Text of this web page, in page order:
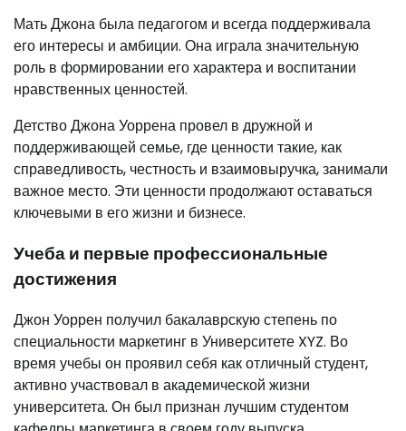
Мать Джона была педагогом и всегда поддерживала
его интересы и амбиции. Она играла значительную
роль в формировании его характера и воспитании
нравственных ценностей.
Детство Джона Уоррена провел в дружной и
поддерживающей семье, где ценности такие, как
справедливость, честность и взаимовыручка, занимали
важное место. Эти ценности продолжают оставаться
ключевыми в его жизни и бизнесе.
Учеба и первые профессиональные
достижения
Джон Уоррен получил бакалаврскую степень по
специальности маркетинг в Университете XYZ. Во
время учебы он проявил себя как отличный студент,
активно участвовал в академической жизни
университета. Он был признан лучшим студентом